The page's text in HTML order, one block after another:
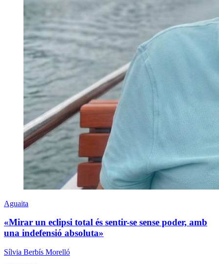
Aguaita
«Mirar un eclipsi total és sentir-se sense poder, amb
una indefensió absoluta»
Sílvia Berbís Morelló